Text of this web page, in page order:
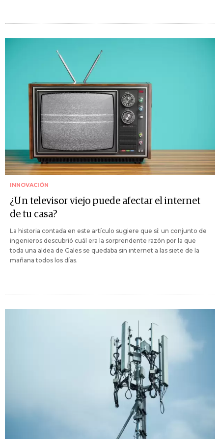
INNOVACIÓN
¿Un televisor viejo puede afectar el internet
de tu casa?
La historia contada en este artículo sugiere que sí: un conjunto de
ingenieros descubrió cuál era la sorprendente razón por la que
toda una aldea de Gales se quedaba sin internet a las siete de la
mañana todos los días.